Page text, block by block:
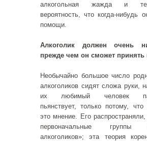
алкогольная жажда и
вероятность, что когда-нибудь
помощи.
Алкоголик должен очень
прежде чем он сможет
Необычайно большое число
алкоголиков сидят сложа руки,
их любимый человек
пьянствует, только потому,
это мнение. Его распространяли,
первоначальные группы
алкоголиков»; эта теория